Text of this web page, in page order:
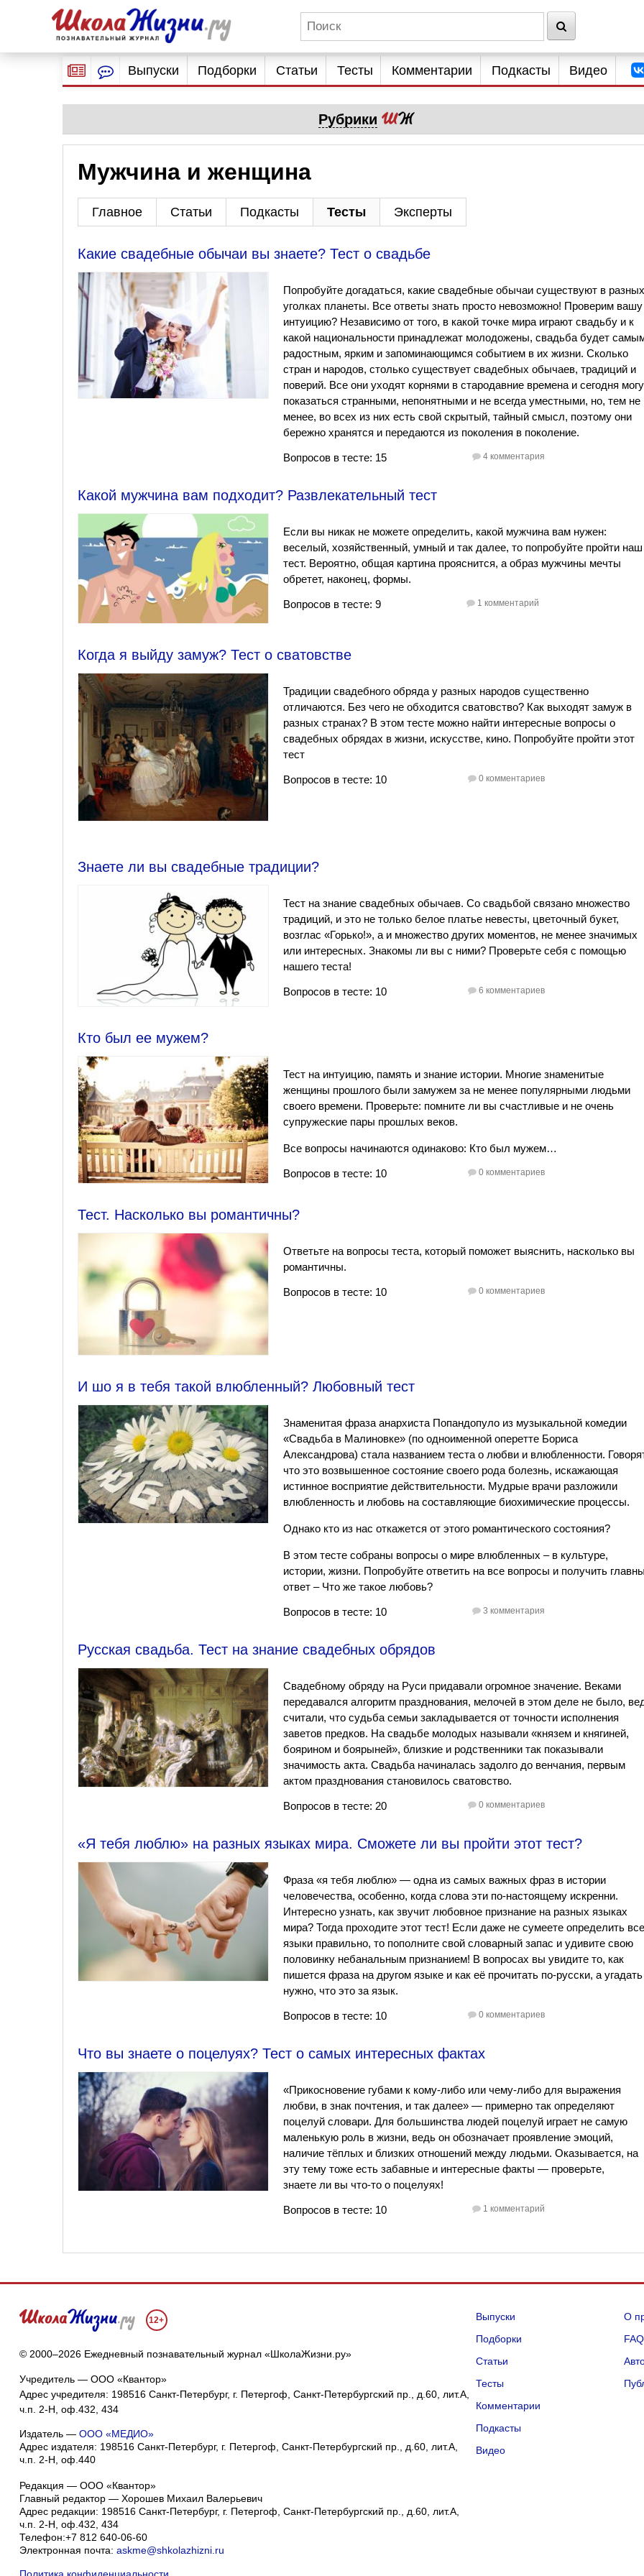
Выпуски Подборки Статьи Тесты Комментарии Подкасты Видео
Рубрики
Мужчина и женщина
Главное Статьи Подкасты Тесты Эксперты
Какие свадебные обычаи вы знаете? Тест о свадьбе
Попробуйте догадаться, какие свадебные обычаи существуют в разных
уголках планеты. Все ответы знать просто невозможно! Проверим вашу
интуицию? Независимо от того, в какой точке мира играют свадьбу и к
какой национальности принадлежат молодожены, свадьба будет
радостным, ярким и запоминающимся событием в их жизни. Сколько
стран и народов, столько существует свадебных обычаев, традиций и
поверий. Все они уходят корнями в стародавние времена и сегодня
показаться странными, непонятными и не всегда уместными, но, тем не
менее, во всех из них есть свой скрытый, тайный смысл, поэтому они
бережно хранятся и передаются из поколения в поколение.
Вопросов в тесте: 15 4 комментария
Какой мужчина вам подходит? Развлекательный тест
Если вы никак не можете определить, какой мужчина вам нужен:
веселый, хозяйственный, умный и так далее, то попробуйте пройти наш
тест. Вероятно, общая картина прояснится, а образ мужчины мечты
обретет, наконец, формы.
Вопросов в тесте: 9 1 комментарий
Когда я выйду замуж? Тест о сватовстве
Традиции свадебного обряда у разных народов существенно
отличаются. Без чего не обходится сватовство? Как выходят замуж в
разных странах? В этом тесте можно найти интересные вопросы о
свадебных обрядах в жизни, искусстве, кино. Попробуйте пройти этот
тест
Вопросов в тесте: 10 0 комментариев
Знаете ли вы свадебные традиции?
Тест на знание свадебных обычаев. Со свадьбой связано множество
традиций, и это не только белое платье невесты, цветочный букет,
возглас «Горько!», а и множество других моментов, не менее значимых
или интересных. Знакомы ли вы с ними? Проверьте себя с помощью
нашего теста!
Вопросов в тесте: 10 6 комментариев
Кто был ее мужем?
Тест на интуицию, память и знание истории. Многие знаменитые
женщины прошлого были замужем за не менее популярными людьми
своего времени. Проверьте: помните ли вы счастливые и не очень
супружеские пары прошлых веков.
Все вопросы начинаются одинаково: Кто был мужем…
Вопросов в тесте: 10 0 комментариев
Тест. Насколько вы романтичны?
Ответьте на вопросы теста, который поможет выяснить, насколько вы
романтичны.
Вопросов в тесте: 10 0 комментариев
И шо я в тебя такой влюбленный? Любовный тест
Знаменитая фраза анархиста Попандопуло из музыкальной комедии
«Свадьба в Малиновке» (по одноименной оперетте Бориса
Александрова) стала названием теста о любви и влюбленности.
что это возвышенное состояние своего рода болезнь, искажающая
истинное восприятие действительности. Мудрые врачи разложили
влюбленность и любовь на составляющие биохимические процессы.
Однако кто из нас откажется от этого романтического состояния?
В этом тесте собраны вопросы о мире влюбленных – в культуре,
истории, жизни. Попробуйте ответить на все вопросы и получить
ответ – Что же такое любовь?
Вопросов в тесте: 10 3 комментария
Русская свадьба. Тест на знание свадебных обрядов
Свадебному обряду на Руси придавали огромное значение. Веками
передавался алгоритм празднования, мелочей в этом деле не было,
считали, что судьба семьи закладывается от точности исполнения
заветов предков. На свадьбе молодых называли «князем и княгиней,
боярином и боярыней», близкие и родственники так показывали
значимость акта. Свадьба начиналась задолго до венчания, первым
актом празднования становилось сватовство.
Вопросов в тесте: 20 0 комментариев
«Я тебя люблю» на разных языках мира. Сможете ли вы пройти этот тест?
Фраза «я тебя люблю» — одна из самых важных фраз в истории
человечества, особенно, когда слова эти по-настоящему искренни.
Интересно узнать, как звучит любовное признание на разных языках
мира? Тогда проходите этот тест! Если даже не сумеете определить все
языки правильно, то пополните свой словарный запас и удивите свою
половинку небанальным признанием! В вопросах вы увидите то, как
пишется фраза на другом языке и как её прочитать по-русски, а угадать
нужно, что это за язык.
Вопросов в тесте: 10 0 комментариев
Что вы знаете о поцелуях? Тест о самых интересных фактах
«Прикосновение губами к кому-либо или чему-либо для выражения
любви, в знак почтения, и так далее» — примерно так определяют
поцелуй словари. Для большинства людей поцелуй играет не самую
маленькую роль в жизни, ведь он обозначает проявление эмоций,
наличие тёплых и близких отношений между людьми. Оказывается, на
эту тему тоже есть забавные и интересные факты — проверьте,
знаете ли вы что-то о поцелуях!
Вопросов в тесте: 10 1 комментарий
12+
© 2000–2026 Ежедневный познавательный журнал «ШколаЖизни.ру»
Учредитель — ООО «Квантор»
Адрес учредителя: 198516 Санкт-Петербург, г. Петергоф, Санкт-Петербургский пр., д.60, лит.А,
ч.п. 2-Н, оф.432, 434
Издатель — ООО «МЕДИО»
Адрес издателя: 198516 Санкт-Петербург, г. Петергоф, Санкт-Петербургский пр., д.60, лит.А,
ч.п. 2-Н, оф.440
Редакция — ООО «Квантор»
Главный редактор — Хорошев Михаил Валерьевич
Адрес редакции: 198516 Санкт-Петербург, г. Петергоф Санкт-Петербургский пр., д.60, лит.А,
ч.п. 2-Н, оф.432, 434
Телефон:+7 812 640-06-60
Электронная почта: askme@shkolazhizni.ru
Выпуски
Подборки
Статьи
Тесты
Комментарии
Подкасты
Видео
О
FAQ